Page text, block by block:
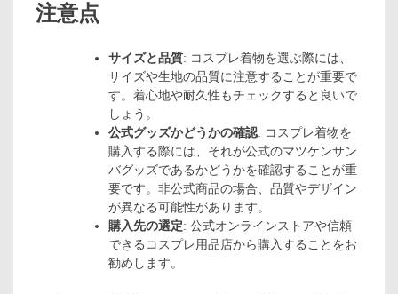
注意点
サイズと品質: コスプレ着物を選ぶ際には、
サイズや生地の品質に注意することが重要で
す。着心地や耐久性もチェックすると良いで
しょう。
公式グッズかどうかの確認: コスプレ着物を
購入する際には、それが公式のマツケンサン
バグッズであるかどうかを確認することが重
要です。非公式商品の場合、品質やデザイン
が異なる可能性があります。
購入先の選定: 公式オンラインストアや信頼
できるコスプレ用品店から購入することをお
勧めします。